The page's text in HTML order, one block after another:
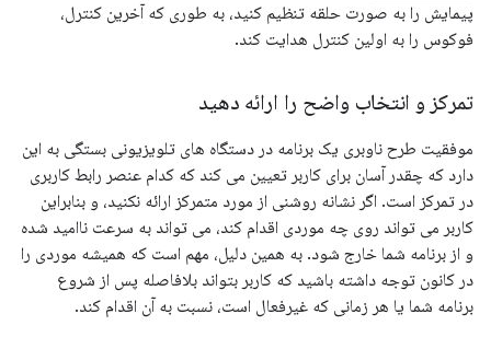
پیمایش را به صورت حلقه تنظیم کنید، به طوری که آخرین کنترل،
فوکوس را به اولین کنترل هدایت کند.
تمرکز و انتخاب واضح را ارائه دهید
موفقیت طرح ناوبری یک برنامه در دستگاه های تلویزیونی بستگی به این
دارد که چقدر آسان برای کاربر تعیین می کند که کدام عنصر رابط کاربری
در تمرکز است. اگر نشانه روشنی از مورد متمرکز ارائه نکنید، و بنابراین
کاربر می تواند روی چه موردی اقدام کند، می تواند به سرعت ناامید شده
و از برنامه شما خارج شود. به همین دلیل، مهم است که همیشه موردی را
در کانون توجه داشته باشید که کاربر بتواند بلافاصله پس از شروع
برنامه شما یا هر زمانی که غیرفعال است، نسبت به آن اقدام کند.